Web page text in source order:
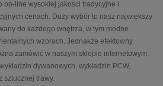
on-line wysokiej jakości tradycyjne i
cenach. Duży wybór to nasz największy
do każdego wnętrza, w tym modne
wzorach. Jednakże efektowny
zamówić w naszym sklepie internetowym.
dywanowych, wykładzin PCW,
sztucznej trawy.